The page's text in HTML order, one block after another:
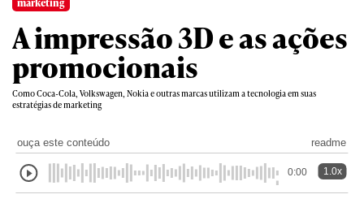
marketing
A impressão 3D e as ações
promocionais
Como Coca-Cola, Volkswagen, Nokia e outras marcas utilizam a tecnologia em suas
estratégias de marketing
ouça este conteúdo readme
0:00 1.0x